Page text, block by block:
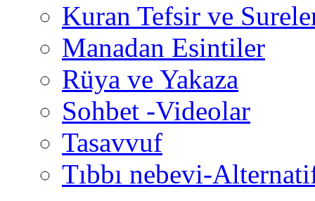
Kuran Tefsir ve
Manadan Esintiler
Rüya ve Yakaza
Sohbet -Videolar
Tasavvuf
Tıbbı nebevi-